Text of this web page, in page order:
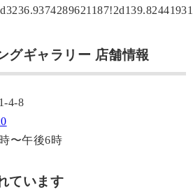
グギャラリー 店舗情報
4-8
〜午後6時
ています